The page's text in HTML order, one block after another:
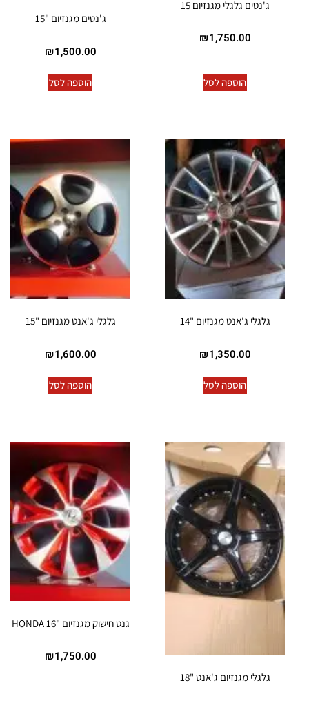
ג'נטים גלגלי מגנזיום 15
₪1,750.00
הוספה לסל
ג'נטים מגנזיום "15
₪1,500.00
הוספה לסל
גלגלי ג'אנט מגנזיום "14
₪1,350.00
הוספה לסל
גלגלי ג'אנט מגנזיום "15
₪1,600.00
הוספה לסל
גלגלי מגנזיום ג'אנט "18
גנט חישוק מגנזיום "16 HONDA
₪1,750.00